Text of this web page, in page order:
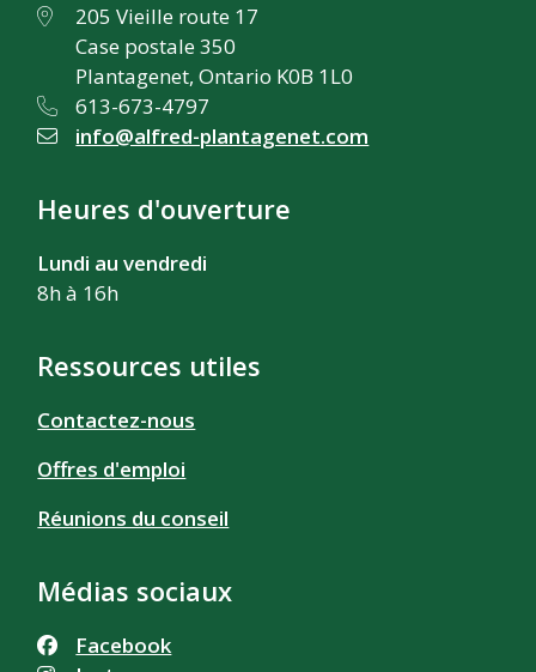
205 Vieille route 17
Case postale 350
Plantagenet, Ontario K0B 1L0
613-673-4797
info@alfred-plantagenet.com
Heures d'ouverture
Lundi au vendredi
8h à 16h
Ressources utiles
Contactez-nous
Offres d'emploi
Réunions du conseil
Médias sociaux
Facebook